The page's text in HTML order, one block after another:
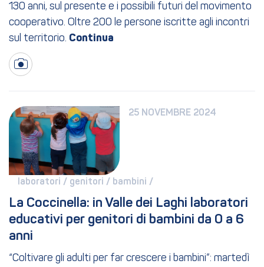
130 anni, sul presente e i possibili futuri del movimento
cooperativo. Oltre 200 le persone iscritte agli incontri
sul territorio.
25 NOVEMBRE 2024
laboratori / genitori / bambini /
La Coccinella: in Valle dei Laghi laboratori
educativi per genitori di bambini da 0 a 6
anni
“Coltivare gli adulti per far crescere i bambini”: martedì